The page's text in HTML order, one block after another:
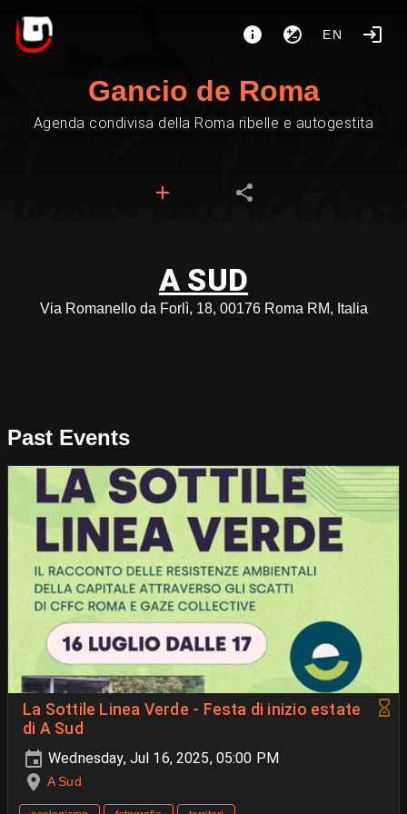
EN
Gancio de Roma
Agenda condivisa della Roma ribelle e autogestita
A SUD
Via Romanello da Forlì, 18, 00176 Roma RM, Italia
Past Events
La Sottile Linea Verde - Festa di inizio estate
di A Sud
Wednesday, Jul 16, 2025, 05:00 PM
A Sud